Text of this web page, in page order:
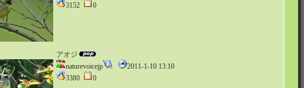
3152
0
アオジ
naturevoicejp
2011-1-10 13:10
3380
0